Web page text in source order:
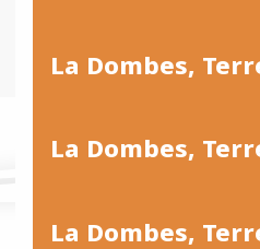
La Dombes,
La Dombes,
La Dombes,